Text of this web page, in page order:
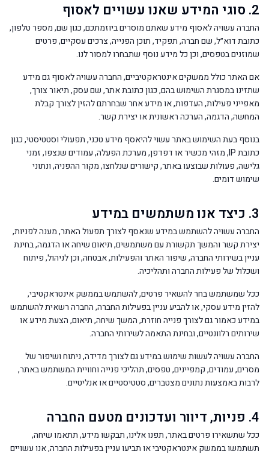
2. סוגי המידע שאנו עשויים לאסוף
החברה עשויה לאסוף מידע שאתם מוסרים ביוזמתכם, כגון שם, מספר טלפון,
כתובת דוא״ל, שם חברה, תפקיד, תוכן הפנייה, צרכים עסקיים, פרטים
שמוזנים בטפסים, וכן כל מידע נוסף שתבחרו למסור לנו.
אם האתר כולל ממשקים אינטראקטיביים, החברה עשויה לאסוף גם מידע
שתזינו במסגרת השימוש בהם, כגון כתובת אתר, שם עסק, תיאור צורך,
מאפייני פעילות, העדפות, או מידע אחר שבחרתם להזין לצורך קבלת
המחשה, הדגמה, הערכה ראשונית או יצירת קשר.
בנוסף בעת השימוש באתר עשוי להיאסף מידע טכני, תפעולי וסטטיסטי, כגון
כתובת IP, מזהי מכשיר או דפדפן, מערכת הפעלה, עמודים שנצפו, זמני
גלישה, פעולות שבוצעו באתר, קישורים שנלחצו, מקור ההפניה, ונתוני
שימוש דומים.
3. כיצד אנו משתמשים במידע
החברה עשויה להשתמש במידע שנאסף לצורך תפעול האתר, מענה לפניות,
יצירת קשר והמשך תקשורת עם משתמשים, תיאום שיחה או הדגמה, בחינת
עניין בשירותי החברה, שיפור האתר והפעילות, אבטחה, וכן לניהול, פיתוח
ושכלול של פעילות החברה ותהליכיה.
ככל שמשתמש בחר להשאיר פרטים, להשתמש בממשק אינטראקטיבי,
להזין מידע עסקי, או להביע עניין בפעילות החברה, החברה רשאית להשתמש
במידע כאמור גם לצורך פנייה חוזרת, המשך שיחה, תיאום, הצעת מידע או
שירותים רלוונטיים, ובחינת התאמה לשירותי החברה.
החברה עשויה לעשות שימוש במידע גם לצורך מדידה, ניתוח ושיפור של
מסרים, עמודים, קמפיינים, טפסים, תהליכי פנייה וחוויית המשתמש באתר,
לרבות באמצעות נתונים מצטברים, סטטיסטיים או אנליטיים.
4. פניות, דיוור ועדכונים מטעם החברה
ככל שתשאירו פרטים באתר, תפנו אלינו, תבקשו מידע, תתאמו שיחה,
תשתמשו בממשק אינטראקטיבי או תביעו עניין בפעילות החברה, אנו עשויים